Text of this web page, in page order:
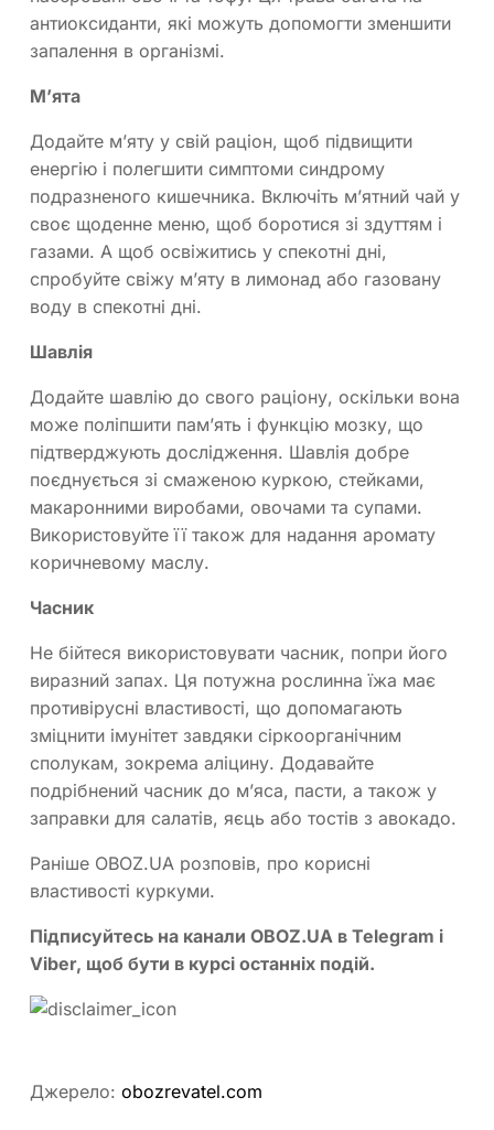
антиоксиданти, які можуть допомогти зменшити
запалення в організмі.
М’ята
Додайте м’яту у свій раціон, щоб підвищити
енергію і полегшити симптоми синдрому
подразненого кишечника. Включіть м’ятний чай у
своє щоденне меню, щоб боротися зі здуттям і
газами. А щоб освіжитись у спекотні дні,
спробуйте свіжу м’яту в лимонад або газовану
воду в спекотні дні.
Шавлія
Додайте шавлію до свого раціону, оскільки вона
може поліпшити пам’ять і функцію мозку, що
підтверджують дослідження. Шавлія добре
поєднується зі смаженою куркою, стейками,
макаронними виробами, овочами та супами.
Використовуйте її також для надання аромату
коричневому маслу.
Часник
Не бійтеся використовувати часник, попри його
виразний запах. Ця потужна рослинна їжа має
противірусні властивості, що допомагають
зміцнити імунітет завдяки сіркоорганічним
сполукам, зокрема аліцину. Додавайте
подрібнений часник до м’яса, пасти, а також у
заправки для салатів, яєць або тостів з авокадо.
Раніше OBOZ.UA розповів, про корисні
властивості куркуми.
Підписуйтесь на канали OBOZ.UA в Telegram і
Viber, щоб бути в курсі останніх подій.
Джерело: obozrevatel.com